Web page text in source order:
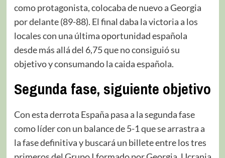
como protagonista, colocaba de nuevo a Georgia
por delante (89-88). El final daba la victoria a los
locales con una última oportunidad española
desde más allá del 6,75 que no consiguió su
objetivo y consumando la caida española.
Segunda fase, siguiente objetivo
Con esta derrota España pasa a la segunda fase
como líder con un balance de 5-1 que se arrastra a
la fase definitiva y buscará un billete entre los tres